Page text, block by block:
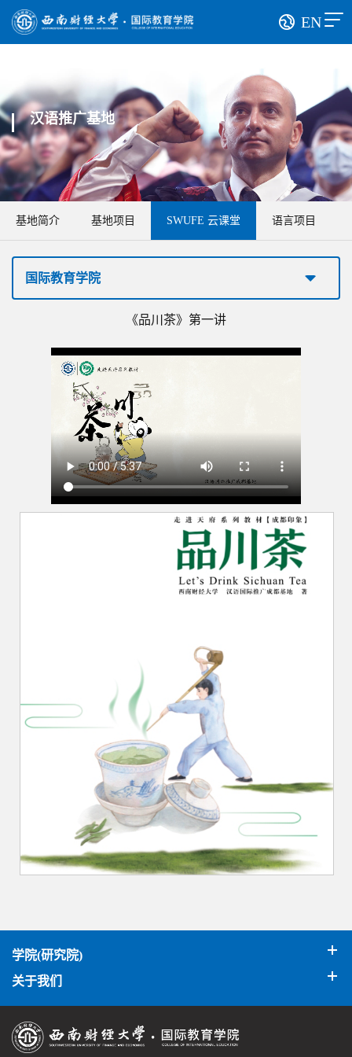
EN
汉语推广基地
基地简介 基地项目 SWUFE 云课堂 语言项目
国际教育学院
​《品川茶》第一讲
学院(研究院)
关于我们